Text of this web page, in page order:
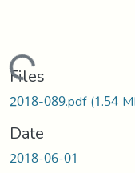
Loading...
Files
2018-089.pdf(1.54
Date
2018-06-01